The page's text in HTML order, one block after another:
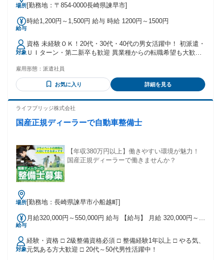
場所[勤務地：〒854-0000長崎県諫早市]
給与
時給1,200円～1,500円 給与 時給 1200円～1500円
対象
資格 未経験ＯＫ！20代・30代・40代の男女活躍中！ 初派遣・
ＵＩターン・第二新卒も歓迎 異業種からの転職希望も大歓
雇用形態： 派遣社員
お気に入り 詳細を見る
ライフブリッジ株式会社
国産正規ディーラーで自動車整備士
【年収380万円以上】働きやすい環境が魅力！
国産正規ディーラーで働きませんか？
場所[勤務地：長崎県諫早市小船越町]
給与
月給320,000円～550,000円 給与 【給与】 月給 320,000円～
円) ◎残業手当別途支給あり ◎交通費別途支給あり
対象
経験・資格 □ 2級整備資格必須 □ 整備経験1年以上 □ やる気、
元気ある方大歓迎 □ 20代～50代男性活躍中！